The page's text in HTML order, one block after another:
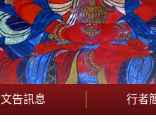
文告訊息 行者